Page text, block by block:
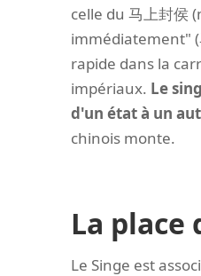
celle du 马上封侯
immédiatement"
rapide dans la
impériaux. Le
d'un état à un
chinois monte.
La place
Le Singe est